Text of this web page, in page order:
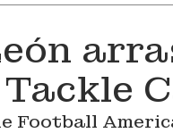
Football